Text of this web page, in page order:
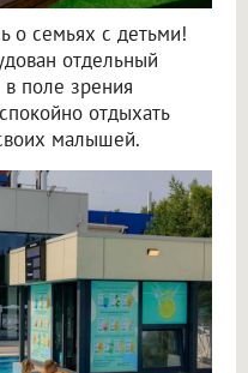
о семьях с детьми!
отдельный
поле зрения
отдыхать
малышей.